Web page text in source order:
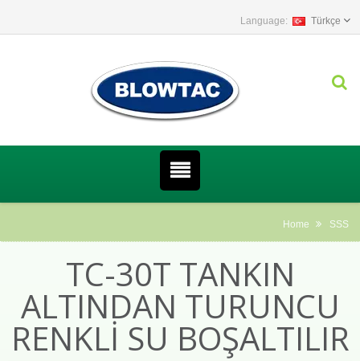
Türkçe
Home SSS
TC-30T TANKIN
ALTINDAN TURUNCU
RENKLI SU BOŞALTILIR